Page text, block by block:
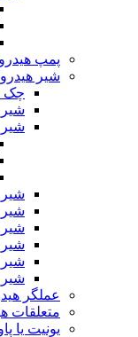
پمپ
شیر
چک
شیر
شیر
شیر
شیر
شیر
عملگر
متعلقات
یونیت یا